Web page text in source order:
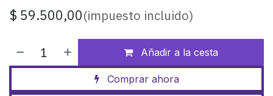
$ 59.500,00(impuesto incluido)
Añadir a la cesta
Comprar ahora